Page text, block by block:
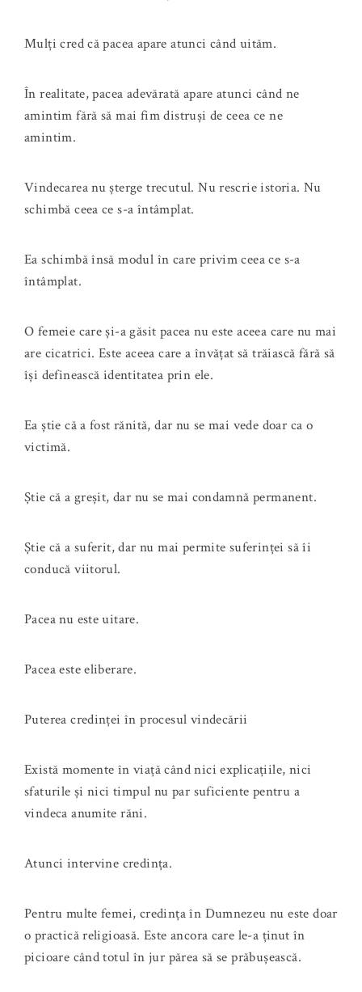
Mulți cred că pacea apare atunci când uităm.
În realitate, pacea adevărată apare atunci când ne
amintim fără să mai fim distruși de ceea ce ne
amintim.
Vindecarea nu șterge trecutul. Nu rescrie istoria. Nu
schimbă ceea ce s-a întâmplat.
Ea schimbă însă modul în care privim ceea ce s-a
întâmplat.
O femeie care și-a găsit pacea nu este aceea care nu mai
are cicatrici. Este aceea care a învățat să trăiască fără să
își definească identitatea prin ele.
Ea știe că a fost rănită, dar nu se mai vede doar ca o
victimă.
Știe că a greșit, dar nu se mai condamnă permanent.
Știe că a suferit, dar nu mai permite suferinței să îi
conducă viitorul.
Pacea nu este uitare.
Pacea este eliberare.
Puterea credinței în procesul vindecării
Există momente în viață când nici explicațiile, nici
sfaturile și nici timpul nu par suficiente pentru a
vindeca anumite răni.
Atunci intervine credința.
Pentru multe femei, credința în Dumnezeu nu este doar
o practică religioasă. Este ancora care le-a ținut în
picioare când totul în jur părea să se prăbușească.